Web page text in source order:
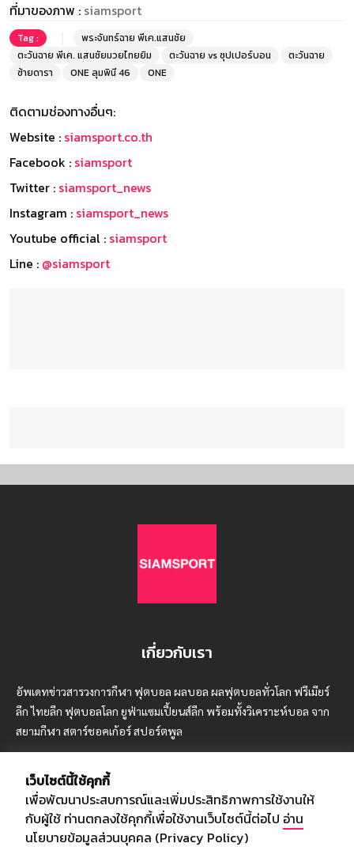
ที่มาของภาพ : siamsport
Tag :
พระจันทร์ฉาย พีเค.แสนชัย
ตะวันฉาย พีเค. แสนชัยมวยไทยยิม
ตะวันฉาย vs ซุปเปอร์บอน
ตะวันฉาย
ซ้ายดารา
ONE ลุมพินี 46 ONE
ติดตามช่องทางอื่นๆ:
Website : siamsport.co.th
Facebook : siamsport
Twitter : siamsport_news
Instagram : siamsport_news
Youtube official : siamsport
Line : @siamsport
เกี่ยวกับเรา
อัพเดทข่าวสารวงการกีฬา ฟุตบอล ผลบอล ผลฟุตบอลทั่วโลก ฟรีเมียร์
ลีก ไทยลีก ฟุตบอลโลก ยูฟ่าแซมเปี้ยนส์ลีก พร้อมทั้งวิเคราะห์บอล จาก
สยามกีฬา สตาร์ชอคเก้อร์ สปอร์ตพูล
บริษัท สยามสปอร์ต ซินติเคท จำกัด (มหาชน)
เลขที่ 66/26 - 29 ซอยรามอินทรา 40
เว็บไซต์นี้ใช้คุกกี้
เพื่อพัฒนาประสบการณ์และเพิ่มประสิทธิภาพการใช้งานให้
กับผู้ใช้ ท่านตกลงใช้คุกกี้เพื่อใช้งานเว็บไซต์นี้ต่อไป อ่าน
นโยบายข้อมูลส่วนบุคคล (Privacy Policy)